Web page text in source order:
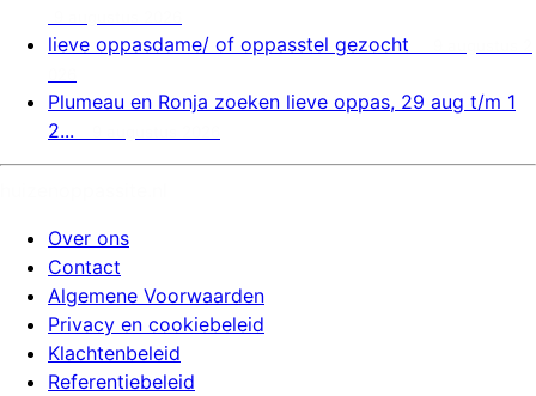
lieve oppasdame/ of oppasstel gezocht
Plumeau en Ronja zoeken lieve oppas, 29 aug t/m 1
2...
Over ons
Contact
Algemene Voorwaarden
Privacy en cookiebeleid
Klachtenbeleid
Referentiebeleid